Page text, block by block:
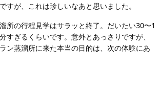
すが、これは珍しいなあと思いました。
所の行程見学はサラッと終了。だいたい30〜1
すぎるくらいです。意外とあっさりですが、
ン蒸溜所に来た本当の目的は、次の体験にあ